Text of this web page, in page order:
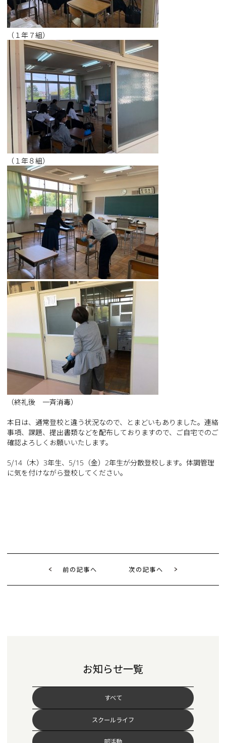
（１年７組）
（１年８組）
（終礼後 一斉消毒）
本日は、通常登校と違う状況なので、とまどいもありました。連絡
事項、課題、提出書類などを配布しておりますので、ご自宅でのご
確認よろしくお願いいたします。
5/14（木）3年生、5/15（金）2年生が分散登校します。体調管理
に気を付けながら登校してください。
前の記事へ 次の記事へ
お知らせ一覧
すべて
スクールライフ